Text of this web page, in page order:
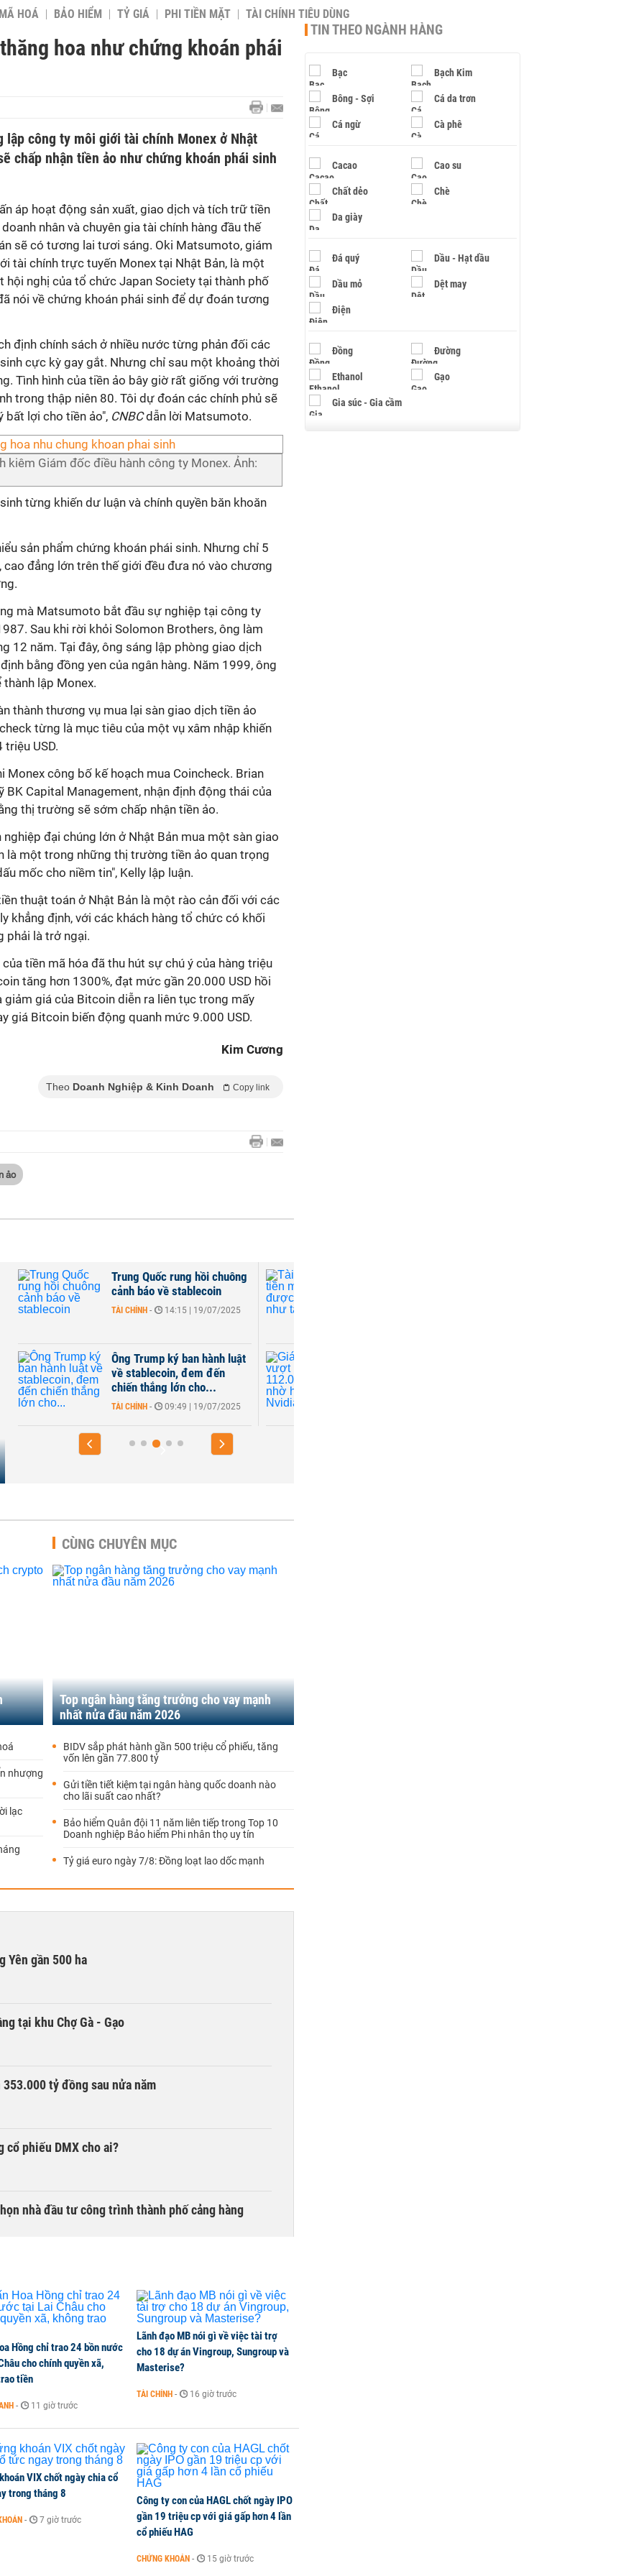
HOÁ BẢO HIỂM TỶ GIÁ PHI TIỀN MẶT TÀI CHÍNH TIÊU DÙNG
hoa như chứng khoán phái
lập công ty môi giới tài chính Monex ở Nhật
chấp nhận tiền ảo như chứng khoán phái sinh
áp hoạt động sản xuất, giao dịch và tích trữ tiền
nhân và chuyên gia tài chính hàng đầu thế
sẽ có tương lai tươi sáng. Oki Matsumoto, giám
tài chính trực tuyến Monex tại Nhật Bản, là một
nghị của tổ chức Japan Society tại thành phố
nói về chứng khoán phái sinh để dự đoán tương
định chính sách ở nhiều nước từng phản đối các
cực kỳ gay gắt. Nhưng chỉ sau một khoảng thời
Tình hình của tiền ảo bây giờ rất giống với trường
trong thập niên 80. Tôi dự đoán các chính phủ sẽ
bất lợi cho tiền ảo", CNBCdẫn lời Matsumoto.
kiêm Giám đốc điều hành công ty Monex. Ảnh:
từng khiến dư luận và chính quyền băn khoăn
sản phẩm chứng khoán phái sinh. Nhưng chỉ 5
đẳng lớn trên thế giới đều đưa nó vào chương
mà Matsumoto bắt đầu sự nghiệp tại công ty
Sau khi rời khỏi Solomon Brothers, ông làm
12 năm. Tại đây, ông sáng lập phòng giao dịch
bằng đồng yen của ngân hàng. Năm 1999, ông
lập Monex.
thành thương vụ mua lại sàn giao dịch tiền ảo
từng là mục tiêu của một vụ xâm nhập khiến
USD.
Monex công bố kế hoạch mua Coincheck. Brian
BK Capital Management, nhận định động thái của
thị trường sẽ sớm chấp nhận tiền ảo.
đại chúng lớn ở Nhật Bản mua một sàn giao
là một trong những thị trường tiền ảo quan trọng
mốc cho niềm tin", Kelly lập luận.
thuật toán ở Nhật Bản là một rào cản đối với các
khẳng định, với các khách hàng tổ chức có khối
phải là trở ngại.
tiền mã hóa đã thu hút sự chú ý của hàng triệu
tăng hơn 1300%, đạt mức gần 20.000 USD hồi
giảm giá của Bitcoin diễn ra liên tục trong mấy
giá Bitcoin biến động quanh mức 9.000 USD.
Kim Cương
Theo Doanh Nghiệp & Kinh Doanh Copy link
ảo
Trung Quốc rung hồi chuông
cảnh báo về stablecoin
TÀI CHÍNH - 14:15 | 19/07/2025
Ông Trump ký ban hành luật
về stablecoin, đem đến
chiến thắng lớn cho...
TÀI CHÍNH - 09:49 | 19/07/2025
nhượng
lạc
CÙNG CHUYÊN MỤC
Top ngân hàng tăng trưởng cho vay mạnh
nhất nửa đầu năm 2026
BIDV sắp phát hành gần 500 triệu cổ phiếu, tăng
vốn lên gần 77.800 tỷ
Gửi tiền tiết kiệm tại ngân hàng quốc doanh nào
cho lãi suất cao nhất?
Bảo hiểm Quân đội 11 năm liên tiếp trong Top 10
Doanh nghiệp Bảo hiểm Phi nhân thọ uy tín
Tỷ giá euro ngày 7/8: Đồng loạt lao dốc mạnh
Yên gần 500 ha
tại khu Chợ Gà - Gạo
tỷ đồng sau nửa năm
cổ phiếu DMX cho ai?
nhà đầu tư công trình thành phố cảng hàng
ai đã mua vào?
lao động công trình đóng BHXH bắt buộc
Khoa bị khởi tố
Hồng chỉ trao 24 bồn nước
cho chính quyền xã,
tiền
- 11 giờ trước
Lãnh đạo MB nói gì về việc tài trợ
cho 18 dự án Vingroup, Sungroup và
Masterise?
TÀI CHÍNH - 16 giờ trước
VIX chốt ngày chia cổ
trong tháng 8
- 7 giờ trước
Công ty con của HAGL chốt ngày IPO
gần 19 triệu cp với giá gấp hơn 4 lần
cổ phiếu HAG
CHỨNG KHOÁN - 15 giờ trước
TIN THEO NGÀNH HÀNG
Bạc Bạch Kim
Bông - Sợi Cá da trơn
Cá ngừ Cà phê
Cacao Cao su
Chất dẻo Chè
Da giày
Đá quý Dầu - Hạt dầu
Dầu mỏ Dệt may
Điện
Đồng Đường
Ethanol Gạo
Gia súc - Gia cầm